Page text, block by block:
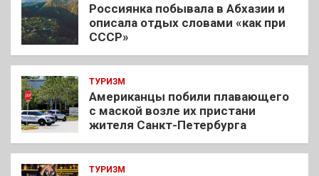
Россиянка побывала в Абхазии и
описала отдых словами «как при
СССР»
ТУРИЗМ
Американцы побили плавающего
с маской возле их пристани
жителя Санкт-Петербурга
ТУРИЗМ